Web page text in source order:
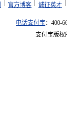
官方博客 诚征英才
电话支付宝 ：400-
支付宝版权